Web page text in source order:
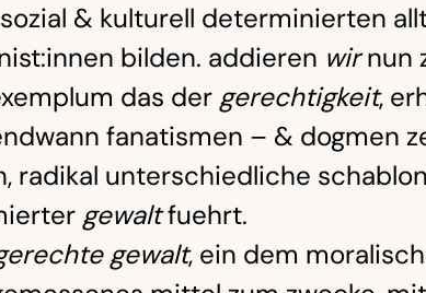
& kulturell determinierten
bilden. addieren wirnun
das der gerechtigkeit,
fanatismen – & dogmen
radikal unterschiedliche
gewaltfuehrt.
gewalt, ein dem